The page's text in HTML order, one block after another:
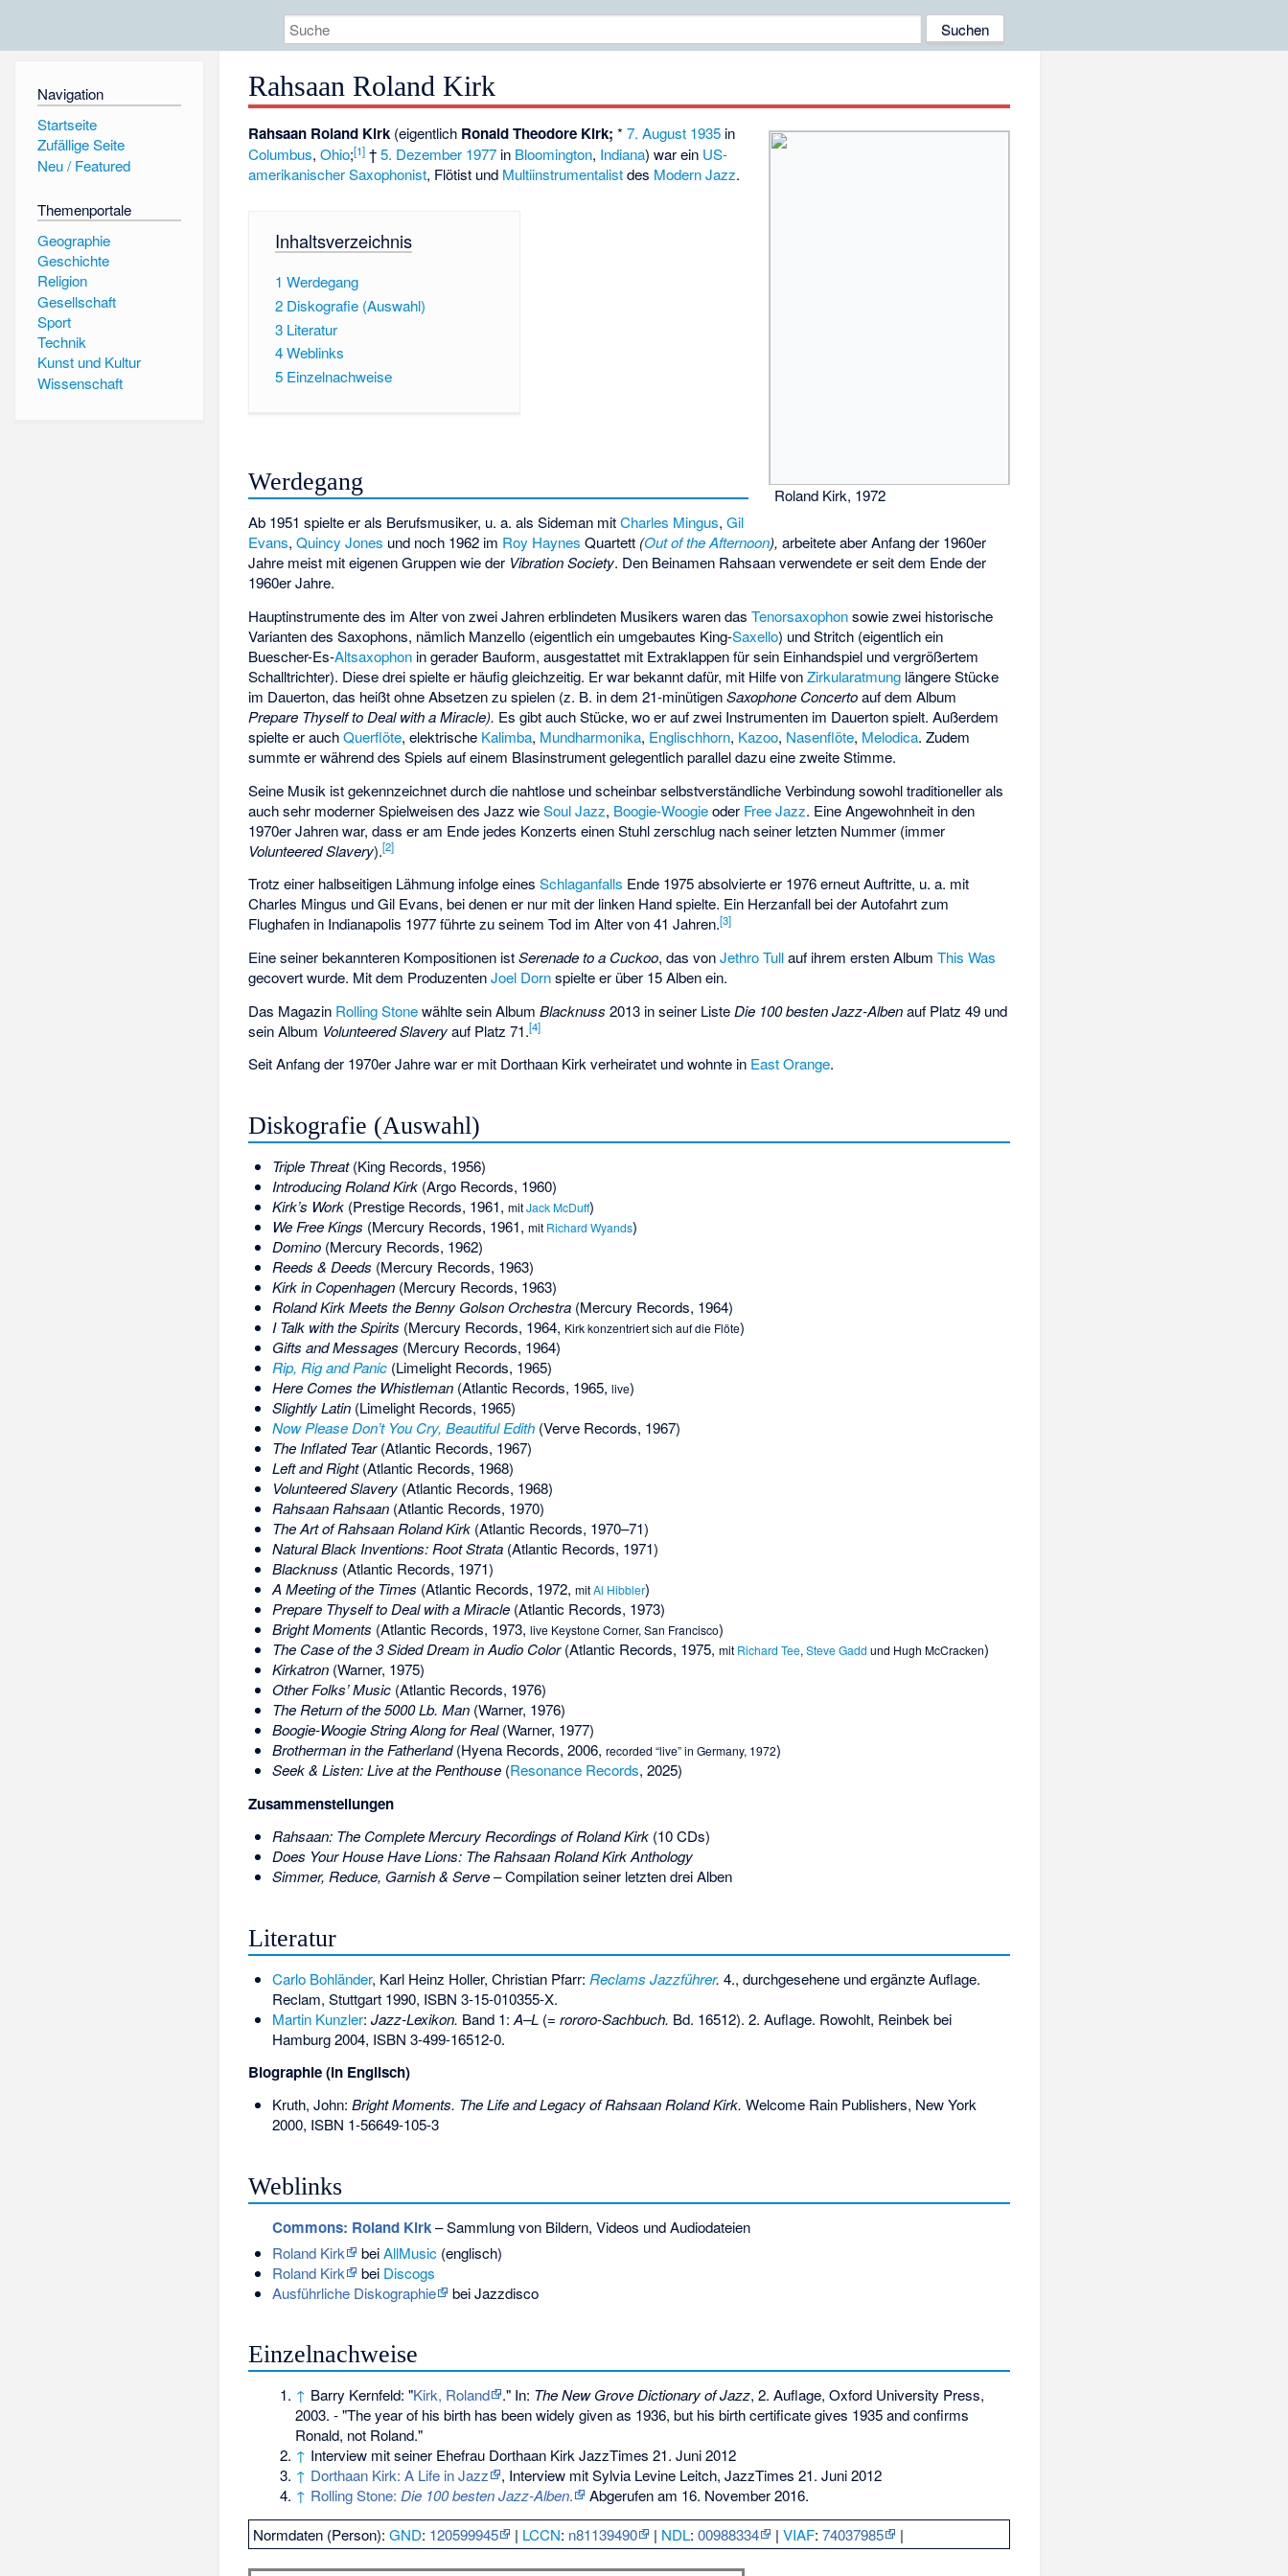
Navigation
Startseite
Zufällige Seite
Neu / Featured
Themenportale
Geographie
Geschichte
Religion
Gesellschaft
Sport
Technik
Kunst und Kultur
Wissenschaft
Rahsaan Roland Kirk
Roland Kirk, 1972
Rahsaan Roland Kirk (eigentlich Ronald Theodore Kirk; *7. August 1935 in
Columbus,Ohio;[1] †5. Dezember 1977 in Bloomington, Indiana) war ein US-
amerikanischer Saxophonist, Flötist und Multiinstrumentalistdes Modern Jazz.
Inhaltsverzeichnis
1 Werdegang
2 Diskografie (Auswahl)
3 Literatur
4Weblinks
5 Einzelnachweise
Werdegang
Ab 1951 spielte er als Berufsmusiker, u. a. als Sideman mitCharles Mingus,Gil
Evans,Quincy Jones und noch 1962 im Roy Haynes Quartett (Out of the Afternoon), arbeitete aber Anfang der 1960er
Jahre meist mit eigenen Gruppen wie der Vibration Society. Den Beinamen Rahsaan verwendete er seit dem Ende der
1960er Jahre.
Hauptinstrumente des im Alter von zwei Jahren erblindeten Musikers waren dasTenorsaxophonsowie zwei historische
Varianten des Saxophons, nämlich Manzello (eigentlich ein umgebautes King-Saxello) undStritch (eigentlich ein
Buescher-Es-Altsaxophon in gerader Bauform, ausgestattet mit Extraklappen für sein Einhandspiel und vergrößertem
Schalltrichter). Diese drei spielte er häufig gleichzeitig. Er war bekannt dafür, mit Hilfe vonZirkularatmung längere Stücke
im Dauerton, das heißt ohne Absetzen zu spielen (z. B. in dem 21-minütigenSaxophone Concertoauf dem Album
Prepare Thyself to Deal with a Miracle). Es gibt auch Stücke, wo er auf zwei Instrumenten im Dauerton spielt. Außerdem
spielte er auchQuerflöte, elektrische Kalimba, Mundharmonika, Englischhorn, Kazoo, Nasenflöte, Melodica. Zudem
summte er während des Spiels auf einem Blasinstrument gelegentlich parallel dazu eine zweite Stimme.
Seine Musik ist gekennzeichnet durch die nahtlose und scheinbar selbstverständliche Verbindung sowohl traditioneller als
auch sehr moderner Spielweisen des Jazz wieSoul Jazz, Boogie-Woogieoder Free Jazz. Eine Angewohnheit in den
1970er Jahren war, dass er am Ende jedes Konzerts einen Stuhl zerschlug nach seiner letzten Nummer (immer
Volunteered Slavery).[2]
Trotz einer halbseitigen Lähmung infolge einesSchlaganfalls Ende 1975 absolvierte er 1976 erneut Auftritte, u. a. mit
Charles Mingus und Gil Evans, bei denen er nur mit der linken Hand spielte. Ein Herzanfall bei der Autofahrt zum
Flughafen in Indianapolis 1977 führte zu seinem Tod im Alter von 41 Jahren.[3]
Eine seiner bekannteren Kompositionen istSerenade to a Cuckoo, das vonJethro Tullauf ihrem ersten AlbumThis Was
gecovert wurde. Mit dem ProduzentenJoel Dornspielte er über 15 Alben ein.
Das Magazin Rolling Stonewählte sein AlbumBlacknuss 2013 in seiner ListeDie 100 besten Jazz-Albenauf Platz 49 und
sein Album Volunteered Slaveryauf Platz 71.[4]
Seit Anfang der 1970er Jahre war er mit Dorthaan Kirkverheiratet und wohnte in East Orange.
Diskografie (Auswahl)
Triple Threat(King Records, 1956)
Introducing Roland Kirk(Argo Records, 1960)
Kirk’s Work(Prestige Records, 1961, mitJack McDuff)
We Free Kings (Mercury Records, 1961, mit Richard Wyands)
Domino(Mercury Records, 1962)
Reeds & Deeds (Mercury Records, 1963)
Kirk in Copenhagen(Mercury Records, 1963)
Roland Kirk Meets the Benny Golson Orchestra(Mercury Records, 1964)
I Talk with the Spirits (Mercury Records, 1964, Kirk konzentriert sich auf die Flöte)
Gifts and Messages (Mercury Records, 1964)
Rip, Rig and Panic(Limelight Records, 1965)
Here Comes the Whistleman(Atlantic Records, 1965, live)
Slightly Latin(Limelight Records, 1965)
Now Please Don’t You Cry, Beautiful Edith(Verve Records, 1967)
The Inflated Tear(Atlantic Records, 1967)
Left and Right(Atlantic Records, 1968)
Volunteered Slavery(Atlantic Records, 1968)
Rahsaan Rahsaan(Atlantic Records, 1970)
The Art of Rahsaan Roland Kirk(Atlantic Records, 1970–71)
Natural Black Inventions: Root Strata(Atlantic Records, 1971)
Blacknuss (Atlantic Records, 1971)
A Meeting of the Times (Atlantic Records, 1972, mitAl Hibbler)
Prepare Thyself to Deal with a Miracle(Atlantic Records, 1973)
Bright Moments (Atlantic Records, 1973, live Keystone Corner, San Francisco)
The Case of the 3 Sided Dream in Audio Color(Atlantic Records, 1975, mit Richard Tee, Steve Gadd und Hugh McCracken)
Kirkatron(Warner, 1975)
Other Folks’ Music(Atlantic Records, 1976)
The Return of the 5000 Lb. Man(Warner, 1976)
Boogie-Woogie String Along for Real(Warner, 1977)
Brotherman in the Fatherland(Hyena Records, 2006, recorded “live” in Germany, 1972)
Seek & Listen: Live at the Penthouse(Resonance Records, 2025)
Zusammenstellungen
Rahsaan: The Complete Mercury Recordings of Roland Kirk(10 CDs)
Does Your House Have Lions: The Rahsaan Roland Kirk Anthology
Simmer, Reduce, Garnish & Serve– Compilation seiner letzten drei Alben
Literatur
Carlo Bohländer, Karl Heinz Holler, Christian Pfarr: Reclams Jazzführer. 4., durchgesehene und ergänzte Auflage.
Reclam, Stuttgart 1990, ISBN 3-15-010355-X.
Martin Kunzler: Jazz-Lexikon. Band 1: A–L(= rororo-Sachbuch. Bd. 16512). 2. Auflage. Rowohlt, Reinbek bei
Hamburg 2004, ISBN 3-499-16512-0.
Biographie (in Englisch)
Kruth, John: Bright Moments. The Life and Legacy of Rahsaan Roland Kirk. Welcome Rain Publishers, New York
2000, ISBN 1-56649-105-3
Weblinks
Commons: Roland Kirk– Sammlung von Bildern, Videos und Audiodateien
Roland Kirk
beiAllMusic(englisch)
Roland Kirk
bei Discogs
Ausführliche Diskographie
bei Jazzdisco
Einzelnachweise
↑ Barry Kernfeld: "Kirk, Roland ." In: The New Grove Dictionary of Jazz, 2. Auflage, Oxford University Press,
2003. - "The year of his birth has been widely given as 1936, but his birth certificate gives 1935 and confirms
Ronald, not Roland."
↑ Interview mit seiner Ehefrau Dorthaan Kirk JazzTimes 21. Juni 2012
↑ Dorthaan Kirk: A Life in Jazz
, Interview mit Sylvia Levine Leitch, JazzTimes 21. Juni 2012
↑ Rolling Stone: Die 100 besten Jazz-Alben.
Abgerufen am 16. November 2016.
Normdaten (Person):GND: 120599945 | LCCN: n81139490 | NDL:00988334 |VIAF:74037985 |